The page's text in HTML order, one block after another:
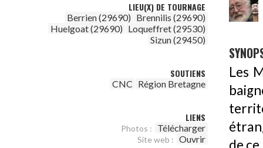
LIEU(X) DE TOURNAGE
Berrien (29690) Brennilis (29690)
Huelgoat (29690) Loqueffret (29530)
Sizun (29450)
SOUTIENS
CNC Région Bretagne
LIENS
Photos : Télécharger
Site web : Ouvrir
Les
de